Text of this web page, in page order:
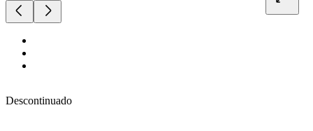
Descontinuado